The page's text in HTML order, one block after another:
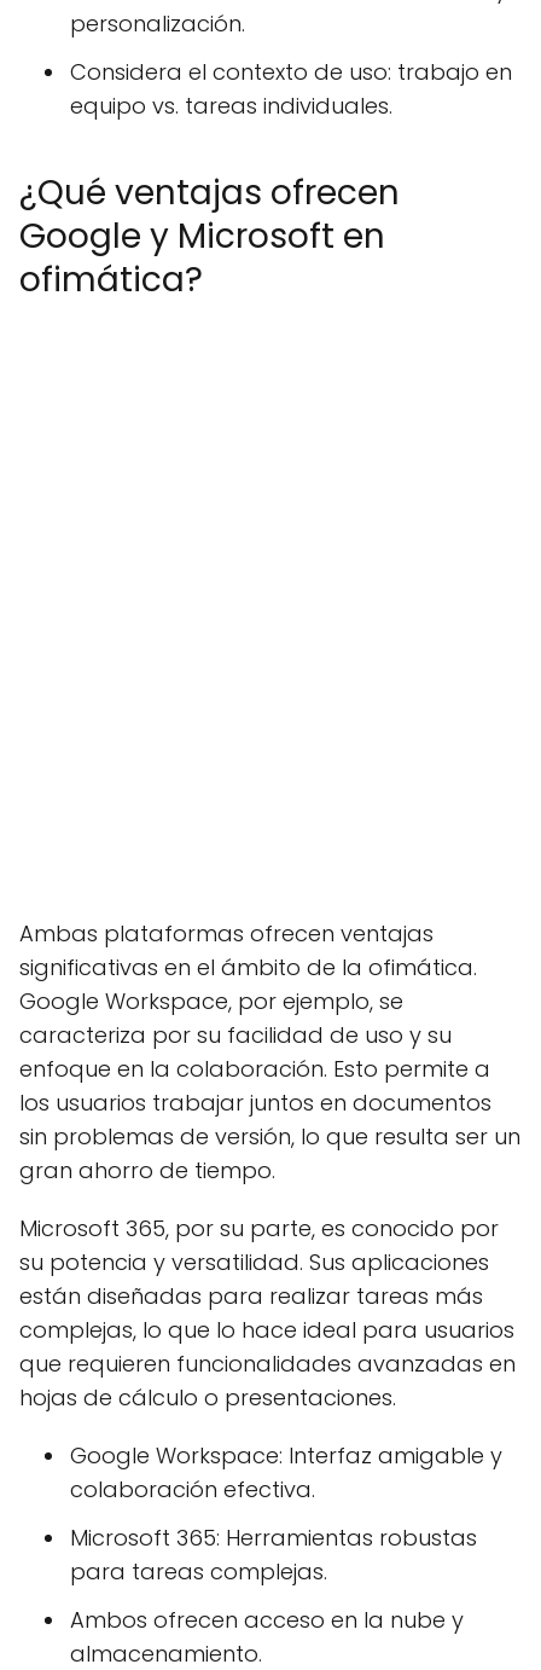
personalización.
Considera el contexto de uso: trabajo en
equipo vs. tareas individuales.
¿Qué ventajas ofrecen
Google y Microsoft en
ofimática?
Ambas plataformas ofrecen ventajas
significativas en el ámbito de la ofimática.
Google Workspace, por ejemplo, se
caracteriza por su facilidad de uso y su
enfoque en la colaboración. Esto permite a
los usuarios trabajar juntos en documentos
sin problemas de versión, lo que resulta ser un
gran ahorro de tiempo.
Microsoft 365, por su parte, es conocido por
su potencia y versatilidad. Sus aplicaciones
están diseñadas para realizar tareas más
complejas, lo que lo hace ideal para usuarios
que requieren funcionalidades avanzadas en
hojas de cálculo o presentaciones.
Google Workspace: Interfaz amigable y
colaboración efectiva.
Microsoft 365: Herramientas robustas
para tareas complejas.
Ambos ofrecen acceso en la nube y
almacenamiento.